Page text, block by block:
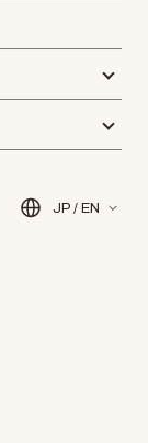
JP / EN